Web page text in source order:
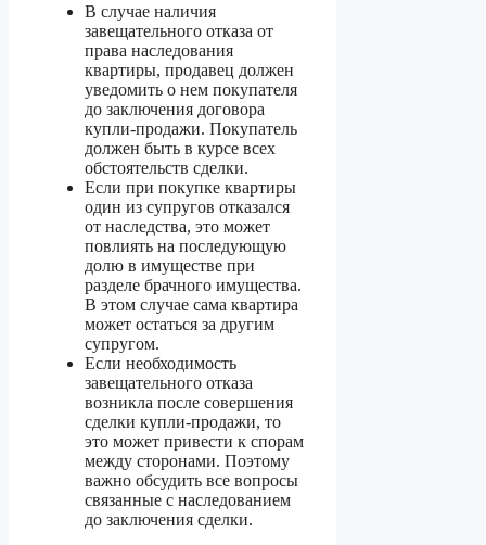
В случае наличия
завещательного отказа от
права наследования
квартиры, продавец должен
уведомить о нем покупателя
до заключения договора
купли-продажи. Покупатель
должен быть в курсе всех
обстоятельств сделки.
Если при покупке квартиры
один из супругов отказался
от наследства, это может
повлиять на последующую
долю в имуществе при
разделе брачного имущества.
В этом случае сама квартира
может остаться за другим
супругом.
Если необходимость
завещательного отказа
возникла после совершения
сделки купли-продажи, то
это может привести к спорам
между сторонами. Поэтому
важно обсудить все вопросы
связанные с наследованием
до заключения сделки.